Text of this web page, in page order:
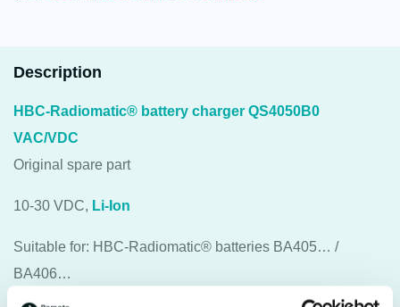
Description
HBC-Radiomatic® battery charger QS4050B0
VAC/VDC
Original spare part
10-30 VDC, Li-Ion
Suitable for: HBC-Radiomatic® batteries BA405… /
BA406…